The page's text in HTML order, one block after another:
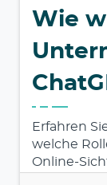
Wie
Erfahren
welche
Online-